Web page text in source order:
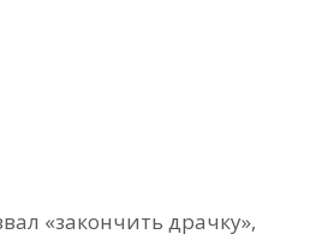
«закончить драчку»,